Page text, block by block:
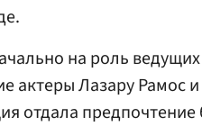
на роль
актеры Лазару Рамос
отдала